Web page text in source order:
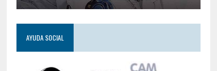
AYUDA SOCIAL